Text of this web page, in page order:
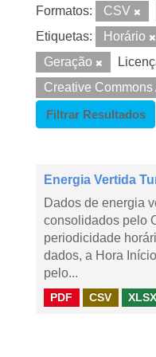
Formatos: CSV
Etiquetas:
Horário
Geração
Creative Commons
Filtrar Resultados
Energia Vertida
Dados de energia
consolidados pelo
periodicidade
dados, a Hora
pelo...
PDF CSV XLSX